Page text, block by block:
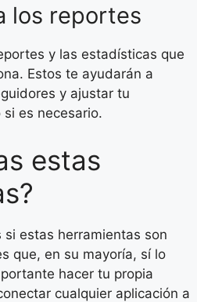
los reportes
y las estadísticas que
Estos te ayudarán a
y ajustar tu
es necesario.
estas
estas herramientas son
que, en su mayoría, sí lo
hacer tu propia
cualquier aplicación a